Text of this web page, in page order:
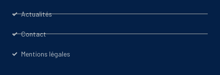
Actualités
Contact
Mentions légales